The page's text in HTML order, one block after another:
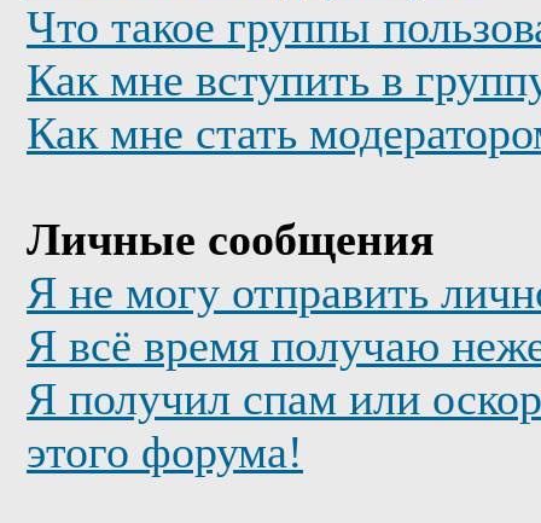
Что такое группы
Как мне вступить в
Как мне стать
Личные сообщения
Я не могу отправить
Я всё время получаю
Я получил спам или
этого форума!